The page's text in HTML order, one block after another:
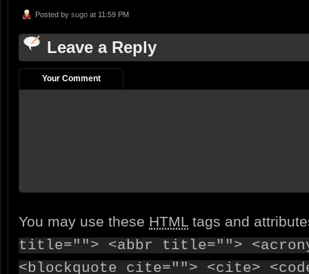
Posted by sugo at 11:59 PM
Leave a Reply
Your Comment
You may use these HTML tags and
title=""> <abbr title="">
<blockquote cite=""> <cite>